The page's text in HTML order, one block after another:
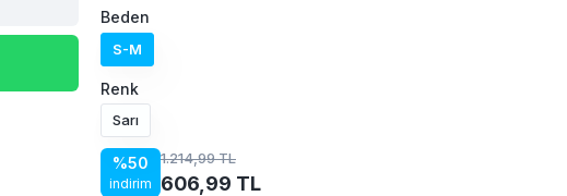
Beden
S-M
Renk
Sarı
%50
indirim
1.214,99 TL
606,99 TL